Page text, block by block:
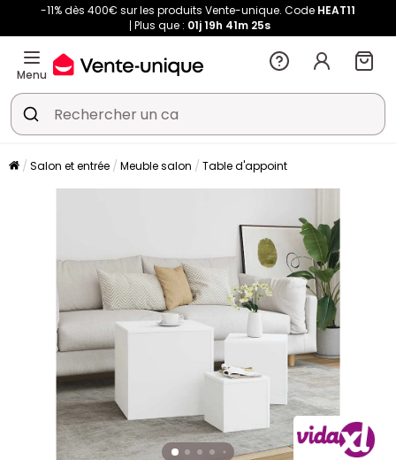
-11% dès 400€ sur les produits Vente-unique. Code HEAT11
Plus que : 01j 19h 41m 24s
Menu
Salon et entrée Meuble salon Table d'appoint